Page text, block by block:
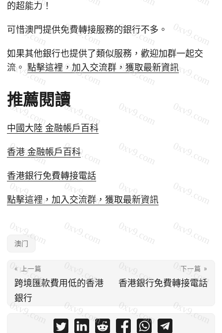
的超能力！
可惜澳門提供免費轉接服務的銀行不多。
如果其他銀行也提供了類似服務，歡迎加群一起交
流。 點擊這裡，加入交流群，獲取最新資訊
推薦閱讀
中國大陸 金融帳戶百科
香港 金融帳戶百科
香港銀行免費轉接電話
點擊這裡，加入交流群，獲取最新資訊
澳门
« 上一篇
跨境匯款費用低的香港
銀行
下一篇 »
香港銀行免費轉接電話